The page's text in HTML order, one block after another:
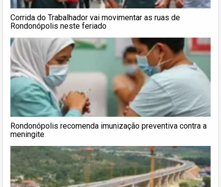
Corrida do Trabalhador vai movimentar as ruas de
Rondonópolis neste feriado
Rondonópolis recomenda imunização preventiva contra a
meningite